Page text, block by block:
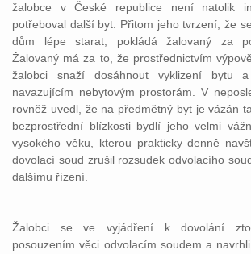
žalobce v České republice není natolik
potřeboval další byt. Přitom jeho tvrzení, že
dům lépe starat, pokládá žalovaný za
Žalovaný má za to, že prostřednictvím
žalobci snaží dosáhnout vyklizení bytu
navazujícím nebytovým prostorám. V
rovněž uvedl, že na předmětný byt je vázán
bezprostřední blízkosti bydlí jeho velmi
vysokého věku, kterou prakticky denně
dovolací soud zrušil rozsudek odvolacího
dalšímu řízení.
Žalobci se ve vyjádření k dovolání
posouzením věci odvolacím soudem a